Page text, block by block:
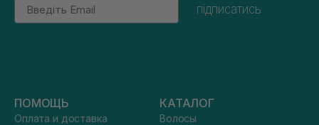
підписатись
ПОМОЩЬ
Оплата и доставка
КАТАЛОГ
Волосы